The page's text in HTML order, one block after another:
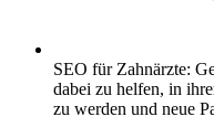
SEO für Zahnärzte:
dabei zu helfen, in
zu werden und neue